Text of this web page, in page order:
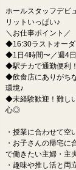
ホールスタッフデビ
リットいっぱい♪
＼お仕事ポイント／
◆16:30ラストオーダ
◆1日4時間〜／週4
◆駅チカで通勤便利
◆飲食店にありがち
環境♪
◆未経験歓迎！難し
心◎
・授業に合わせて空
・お子さんの帰宅に
で働きたい主婦・主
・趣味や推し活と両